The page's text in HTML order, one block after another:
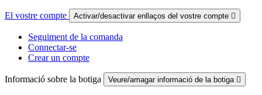
El vostre compte Activar/desactivar enllaços del vostre compte 
Seguiment de la comanda
Connectar-se
Crear un compte
Informació sobre la botiga Veure/amagar informació de la botiga 